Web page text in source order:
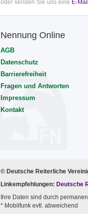
oder senden Sie uns eine E-Mail
Nennung Online
AGB
Datenschutz
Barrierefreiheit
Fragen und Antworten
Impressum
Kontakt
© Deutsche Reiterliche
Linkempfehlungen: Deutsche
Ihre Daten sind durch
* Mobilfunk evtl. abweichend